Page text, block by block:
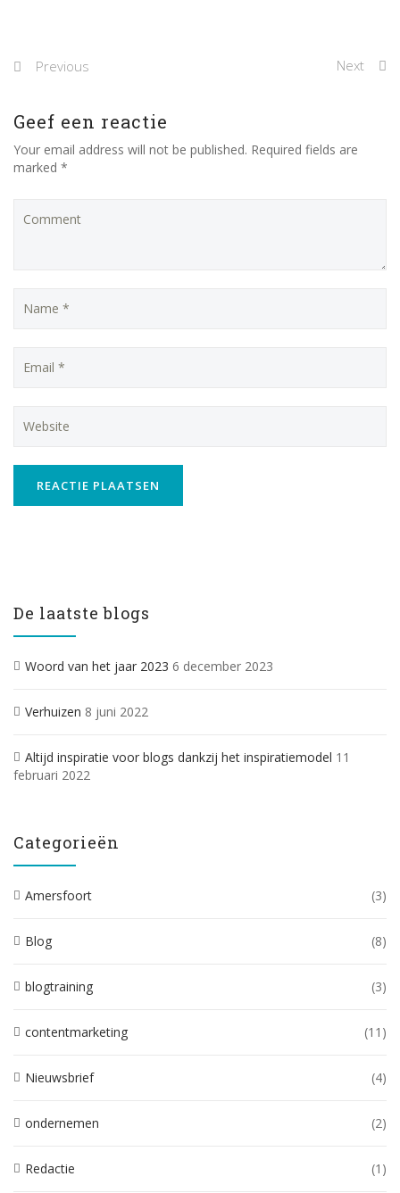
Previous Next
Geef een reactie
Your email address will not be published. Required fields are
marked *
De laatste blogs
Woord van het jaar 2023 6 december 2023
Verhuizen 8 juni 2022
Altijd inspiratie voor blogs dankzij het inspiratiemodel 11
februari 2022
Categorieën
Amersfoort (3)
Blog (8)
blogtraining (3)
contentmarketing (11)
Nieuwsbrief (4)
ondernemen (2)
Redactie (1)